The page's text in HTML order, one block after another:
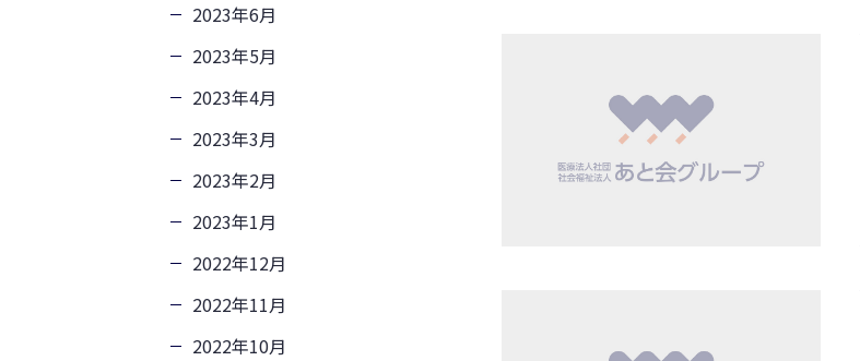
2023年6月
2023年5月
2023年4月
2023年3月
2023年2月
2023年1月
2022年12月
2022年11月
2022年10月